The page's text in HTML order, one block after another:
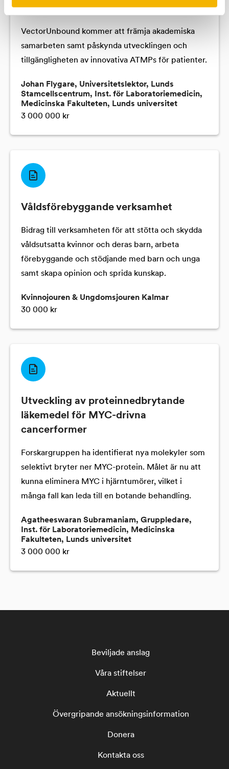
genterapi.
VectorUnbound kommer att främja akademiska
samarbeten samt påskynda utvecklingen och
tillgängligheten av innovativa ATMPs för patienter.
Johan Flygare, Universitetslektor, Lunds
Stamcellscentrum, Inst. för Laboratoriemedicin,
Medicinska Fakulteten, Lunds universitet
3 000 000 kr
Våldsförebyggande verksamhet
Bidrag till verksamheten för att stötta och skydda
våldsutsatta kvinnor och deras barn, arbeta
förebyggande och stödjande med barn och unga
samt skapa opinion och sprida kunskap.
Kvinnojouren & Ungdomsjouren Kalmar
30 000 kr
Utveckling av proteinnedbrytande
läkemedel för MYC-drivna
cancerformer
Forskargruppen ha identifierat nya molekyler som
selektivt bryter ner MYC-protein. Målet är nu att
kunna eliminera MYC i hjärntumörer, vilket i
många fall kan leda till en botande behandling.
Agatheeswaran Subramaniam, Gruppledare,
Inst. för Laboratoriemedicin, Medicinska
Fakulteten, Lunds universitet
3 000 000 kr
Beviljade anslag
Våra stiftelser
Aktuellt
Övergripande ansökningsinformation
Donera
Kontakta oss